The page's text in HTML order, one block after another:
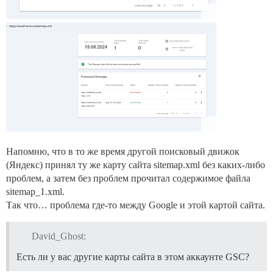
Напомню, что в то же время другой поисковый движок
(Яндекс) принял ту же карту сайта sitemap.xml без каких-либо
проблем, а затем без проблем прочитал содержимое файла
sitemap_1.xml.
Так что… проблема где-то между Google и этой картой сайта.
David_Ghost:
Есть ли у вас другие карты сайта в этом аккаунте GSC?